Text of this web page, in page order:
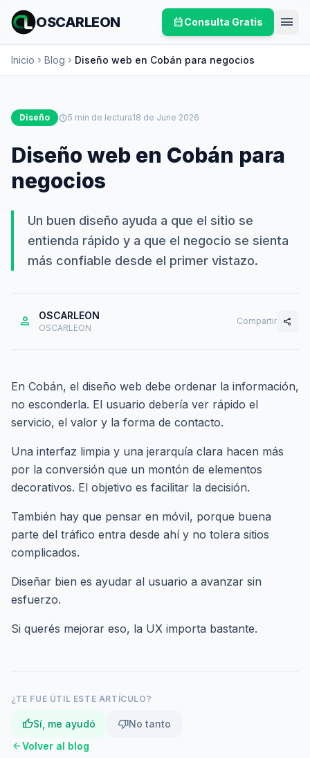
OSCARLEON calendar_monthConsulta Gratis menu
Inicio chevron_right Blog chevron_right Diseño web en Cobán para negocios
Diseño schedule5 min de lectura18 de June 2026
Diseño web en Cobán para
negocios
Un buen diseño ayuda a que el sitio se
entienda rápido y a que el negocio se sienta
más confiable desde el primer vistazo.
person OSCARLEON
OSCARLEON
Compartir share
En Cobán, el diseño web debe ordenar la información,
no esconderla. El usuario debería ver rápido el
servicio, el valor y la forma de contacto.
Una interfaz limpia y una jerarquía clara hacen más
por la conversión que un montón de elementos
decorativos. El objetivo es facilitar la decisión.
También hay que pensar en móvil, porque buena
parte del tráfico entra desde ahí y no tolera sitios
complicados.
Diseñar bien es ayudar al usuario a avanzar sin
esfuerzo.
Si querés mejorar eso, la UX importa bastante.
¿TE FUE ÚTIL ESTE ARTÍCULO?
thumb_upSí, me ayudó thumb_downNo tanto
arrow_backVolver al blog